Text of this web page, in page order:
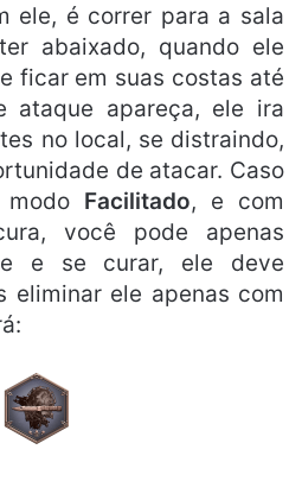
ele, é correr para a sala
abaixado, quando ele
ficar em suas costas até
ataque apareça, ele ira
no local, se distraindo,
de atacar. Caso
Facilitado, e com
você pode apenas
e se curar, ele deve
eliminar ele apenas com